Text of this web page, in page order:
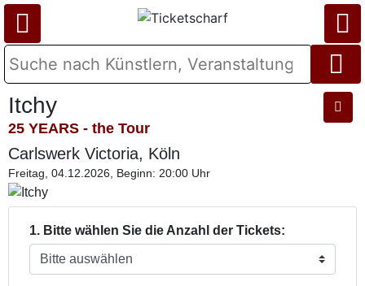
Itchy
25 YEARS - the Tour
Carlswerk Victoria, Köln
Freitag, 04.12.2026, Beginn: 20:00 Uhr
1. Bitte wählen Sie die Anzahl der Tickets: